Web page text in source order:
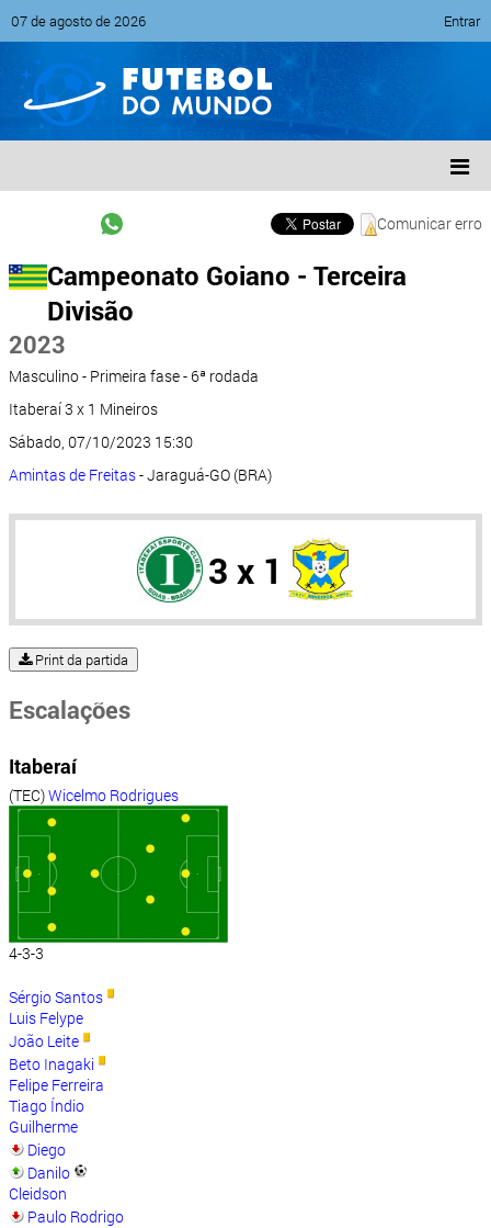
07 de agosto de 2026 Entrar
Comunicar erro
Campeonato Goiano - Terceira
Divisão
2023
Masculino - Primeira fase - 6ª rodada
Itaberaí 3 x 1 Mineiros
Sábado, 07/10/2023 15:30
Amintas de Freitas- Jaraguá-GO (BRA)
3 x 1
Print da partida
Escalações
Itaberaí
(TEC)Wicelmo Rodrigues
4-3-3
Sérgio Santos
Luis Felype
João Leite
Beto Inagaki
Felipe Ferreira
Tiago Índio
Guilherme
Diego
Danilo
Cleidson
Paulo Rodrigo